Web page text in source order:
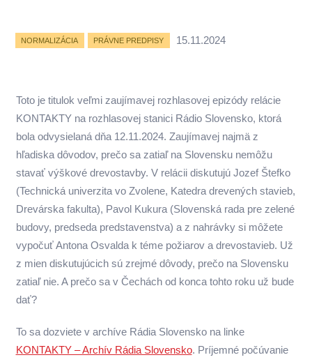
NORMALIZÁCIA PRÁVNE PREDPISY 15.11.2024
Toto je titulok veľmi zaujímavej rozhlasovej epizódy relácie
KONTAKTY na rozhlasovej stanici Rádio Slovensko, ktorá
bola odvysielaná dňa 12.11.2024. Zaujímavej najmä z
hľadiska dôvodov, prečo sa zatiaľ na Slovensku nemôžu
stavať výškové drevostavby. V relácii diskutujú Jozef Štefko
(Technická univerzita vo Zvolene, Katedra drevených stavieb,
Drevárska fakulta), Pavol Kukura (Slovenská rada pre zelené
budovy, predseda predstavenstva) a z nahrávky si môžete
vypočuť Antona Osvalda k téme požiarov a drevostavieb. Už
z mien diskutujúcich sú zrejmé dôvody, prečo na Slovensku
zatiaľ nie. A prečo sa v Čechách od konca tohto roku už bude
dať?
To sa dozviete v archíve Rádia Slovensko na linke
KONTAKTY – Archív Rádia Slovensko. Príjemné počúvanie